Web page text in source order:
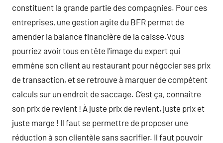
constituent la grande partie des compagnies. Pour ces
entreprises, une gestion agite du BFR permet de
amender la balance financière de la caisse.Vous
pourriez avoir tous en tête l’image du expert qui
emmène son client au restaurant pour négocier ses prix
de transaction, et se retrouve à marquer de compétent
calculs sur un endroit de saccage. C’est ça, connaître
son prix de revient ! À juste prix de revient, juste prix et
juste marge ! Il faut se permettre de proposer une
réduction à son clientèle sans sacrifier. Il faut pouvoir